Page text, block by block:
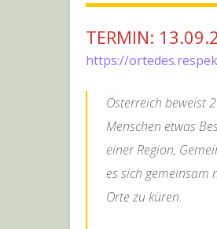
TERMIN:
https://
Österreich beweist
Menschen etwas
einer Region,
es sich gemeinsam
Orte zu küren.